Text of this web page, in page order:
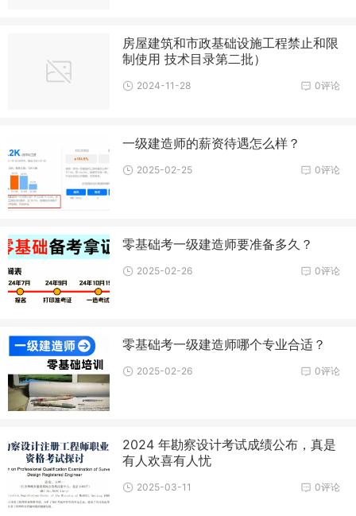
房屋建筑和市政基础设施工程禁止和限
制使用 技术目录第二批）
0评论
2024-11-28
一级建造师的薪资待遇怎么样？
0评论
2025-02-25
零基础考一级建造师要准备多久？
0评论
2025-02-26
零基础考一级建造师哪个专业合适？
0评论
2025-02-26
2024 年勘察设计考试成绩公布，真是
有人欢喜有人忧
0评论
2025-03-11